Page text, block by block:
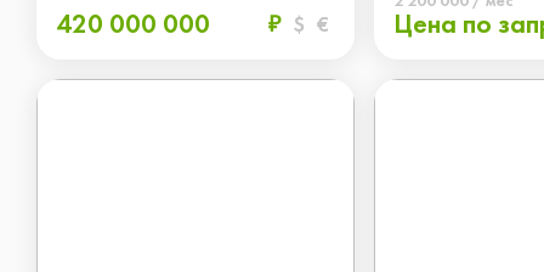
420 000 000 ₽ $ € Цена по